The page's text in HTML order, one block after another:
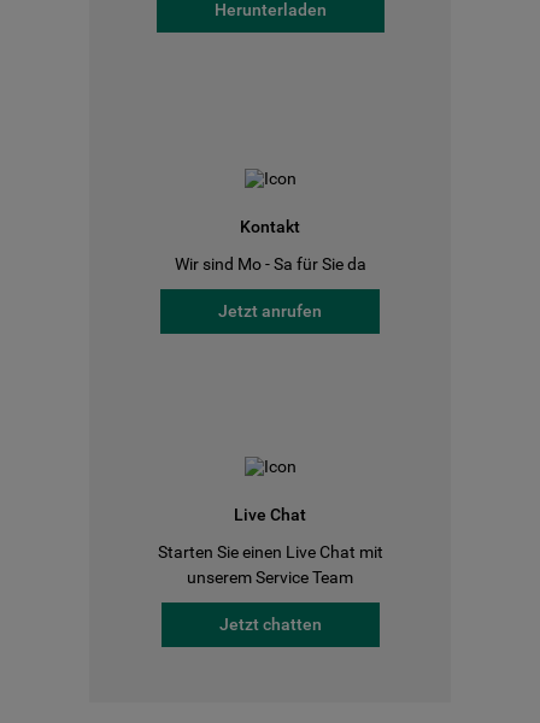
Herunterladen
Kontakt
Wir sind Mo - Sa für Sie da
Jetzt anrufen
Live Chat
Starten Sie einen Live Chat mit
unserem Service Team
Jetzt chatten